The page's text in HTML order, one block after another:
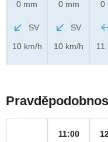
0 mm
SV
10 km/h
0 mm
SV
10 km/h
0
11
11:00